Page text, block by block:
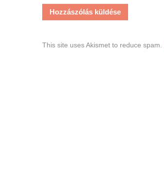
This site uses Akismet to reduce spam.